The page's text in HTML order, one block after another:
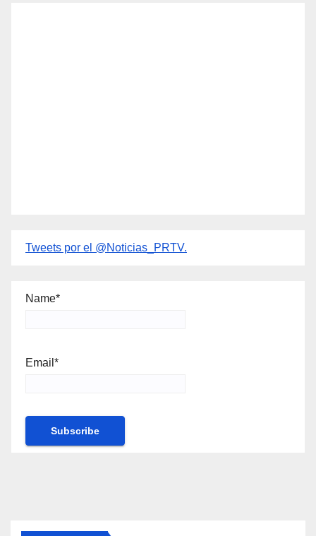
Tweets por el @Noticias_PRTV.
Name*
Email*